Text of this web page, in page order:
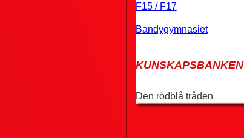
F15 / F17
Bandygymnasiet
KUNSKAPSBANKEN
Den rödblå tråden